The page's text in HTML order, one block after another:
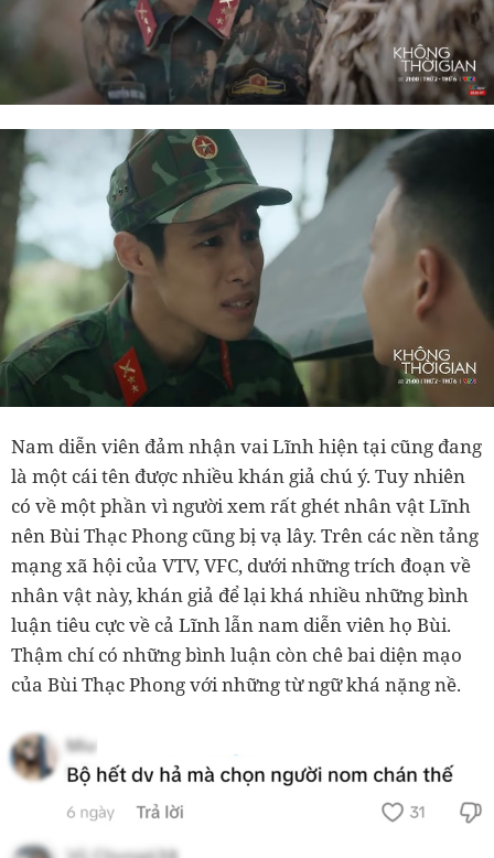
Nam diễn viên đảm nhận vai Lĩnh hiện tại cũng đang
là một cái tên được nhiều khán giả chú ý. Tuy nhiên
có về một phần vì người xem rất ghét nhân vật Lĩnh
nên Bùi Thạc Phong cũng bị vạ lây. Trên các nền tảng
mạng xã hội của VTV, VFC, dưới những trích đoạn về
nhân vật này, khán giả để lại khá nhiều những bình
luận tiêu cực về cả Lĩnh lẫn nam diễn viên họ Bùi.
Thậm chí có những bình luận còn chê bai diện mạo
của Bùi Thạc Phong với những từ ngữ khá nặng nề.